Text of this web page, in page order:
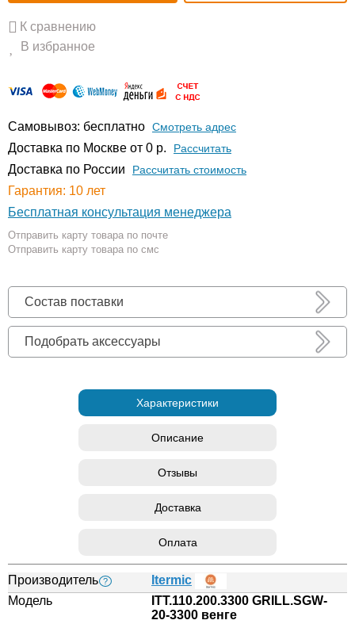
К сравнению
В избранное
Самовывоз: бесплатно Смотреть адрес
Доставка по Москве от 0 р. Расcчитать
Доставка по России Рассчитать стоимость
Гарантия: 10 лет
Бесплатная консультация менеджера
Отправить карту товара по почте
Отправить карту товара по смс
Состав поставки
Подобрать аксессуары
Характеристики
Описание
Отзывы
Доставка
Оплата
Производитель ?
Itermic
Модель
ITT.110.200.3300 GRILL.SGW-
20-3300 венге